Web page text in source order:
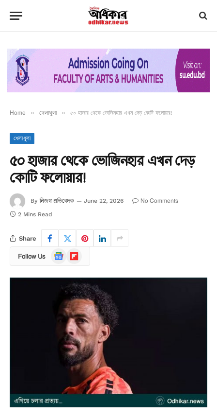
Home » খেলাধুলা » ৫০ হাজার থেকে ভোজিনহার এখন দেড় কোটি ফলোয়ার!
খেলাধুলা
৫০ হাজার থেকে ভোজিনহার এখন দেড়
কোটি ফলোয়ার!
By নিজস্ব প্রতিবেদক June 22, 2026 No Comments
2 Mins Read
Share
Follow Us
Google
News
Flipboard